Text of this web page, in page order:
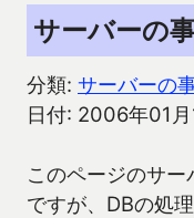
サーバーの
分類: サーバーの
日付: 2006年01
このページのサ
ですが、DBの処